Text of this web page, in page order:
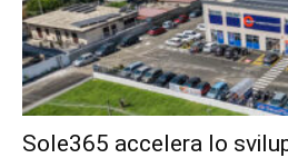
Sole365 accelera lo